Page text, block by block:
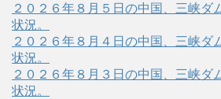
２０２６年８月５日の中国、三峡ダ
状況。
２０２６年８月４日の中国、三峡ダ
状況。
２０２６年８月３日の中国、三峡ダ
状況。